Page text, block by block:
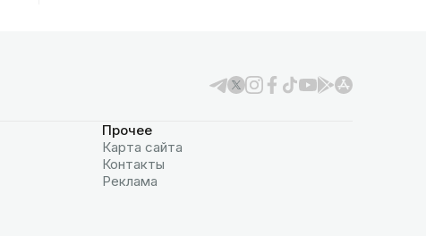
Прочее
Карта сайта
Контакты
Реклама